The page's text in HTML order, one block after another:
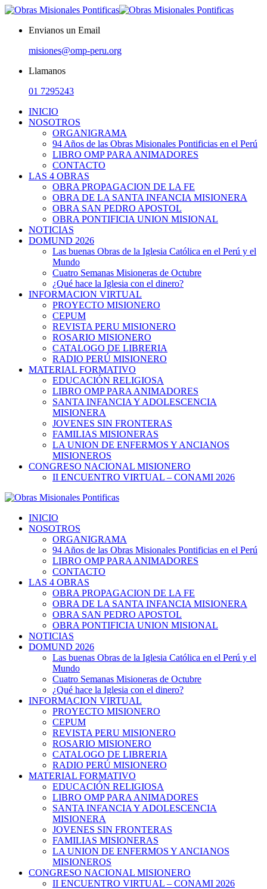
Envianos un Email
misiones@omp-peru.org
Llamanos
01 7295243
INICIO
NOSOTROS
ORGANIGRAMA
94 Años de las Obras Misionales Pontificias en el Perú
LIBRO OMP PARA ANIMADORES
CONTACTO
LAS 4 OBRAS
OBRA PROPAGACION DE LA FE
OBRA DE LA SANTA INFANCIA MISIONERA
OBRA SAN PEDRO APOSTOL
OBRA PONTIFICIA UNION MISIONAL
NOTICIAS
DOMUND 2026
Las buenas Obras de la Iglesia Católica en el Perú y el
Mundo
Cuatro Semanas Misioneras de Octubre
¿Qué hace la Iglesia con el dinero?
INFORMACION VIRTUAL
PROYECTO MISIONERO
CEPUM
REVISTA PERU MISIONERO
ROSARIO MISIONERO
CATALOGO DE LIBRERIA
RADIO PERÚ MISIONERO
MATERIAL FORMATIVO
EDUCACIÓN RELIGIOSA
LIBRO OMP PARA ANIMADORES
SANTA INFANCIA Y ADOLESCENCIA
MISIONERA
JOVENES SIN FRONTERAS
FAMILIAS MISIONERAS
LA UNION DE ENFERMOS Y ANCIANOS
MISIONEROS
CONGRESO NACIONAL MISIONERO
II ENCUENTRO VIRTUAL – CONAMI 2026
INICIO
NOSOTROS
ORGANIGRAMA
94 Años de las Obras Misionales Pontificias en el Perú
LIBRO OMP PARA ANIMADORES
CONTACTO
LAS 4 OBRAS
OBRA PROPAGACION DE LA FE
OBRA DE LA SANTA INFANCIA MISIONERA
OBRA SAN PEDRO APOSTOL
OBRA PONTIFICIA UNION MISIONAL
NOTICIAS
DOMUND 2026
Las buenas Obras de la Iglesia Católica en el Perú y el
Mundo
Cuatro Semanas Misioneras de Octubre
¿Qué hace la Iglesia con el dinero?
INFORMACION VIRTUAL
PROYECTO MISIONERO
CEPUM
REVISTA PERU MISIONERO
ROSARIO MISIONERO
CATALOGO DE LIBRERIA
RADIO PERÚ MISIONERO
MATERIAL FORMATIVO
EDUCACIÓN RELIGIOSA
LIBRO OMP PARA ANIMADORES
SANTA INFANCIA Y ADOLESCENCIA
MISIONERA
JOVENES SIN FRONTERAS
FAMILIAS MISIONERAS
LA UNION DE ENFERMOS Y ANCIANOS
MISIONEROS
CONGRESO NACIONAL MISIONERO
II ENCUENTRO VIRTUAL – CONAMI 2026